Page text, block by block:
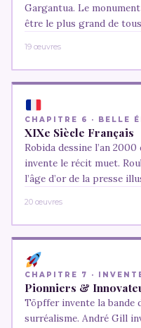
Gargantua. Le
être le plus grand de
19 œuvres
CHAPITRE 6 · BELLE
XIXe Siècle Français
Robida dessine l’an 2000
invente le récit muet.
l’âge d’or de la presse
20 œuvres
CHAPITRE 7 ·
Pionniers &
Töpffer invente la bande
surréalisme. André Gill